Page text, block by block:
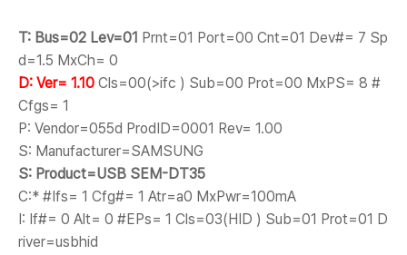
T: Bus=02 Lev=01 Prnt=01 Port=00 Cnt=01 Dev#= 7 Sp
d=1.5 MxCh= 0
D: Ver= 1.10 Cls=00(>ifc ) Sub=00 Prot=00 MxPS= 8 #
Cfgs= 1
P: Vendor=055d ProdID=0001 Rev= 1.00
S: Manufacturer=SAMSUNG
S: Product=USB SEM-DT35
C:* #Ifs= 1 Cfg#= 1 Atr=a0 MxPwr=100mA
I: If#= 0 Alt= 0 #EPs= 1 Cls=03(HID ) Sub=01 Prot=01 D
river=usbhid